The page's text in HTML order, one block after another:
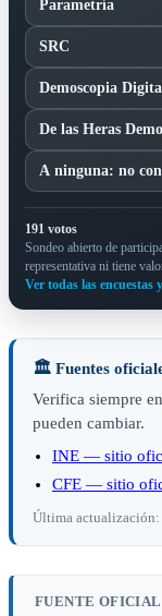
Parametría
SRC
Demoscopia
De las Heras
A ninguna: no
191 votos
Sondeo abierto de
representativa ni tiene
Ver todas las encuestas
🏛️ Fuentes
Verifica siempre
pueden cambiar.
INE — sitio
CFE — sitio
Última actualización:
FUENTE OFICIAL